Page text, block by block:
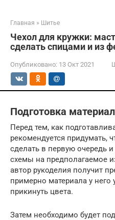
Главная » Шитье
Чехол для кружки:
сделать спицами и из
Опубликовано: 13 Окт 2021
Подготовка
Перед тем, как
рекомендуется придумать,
сделать в первую очередь
схемы на предполагаемое
автор рукоделия получит
примерно материала у него
прикинуть цвета.
Затем необходимо будет